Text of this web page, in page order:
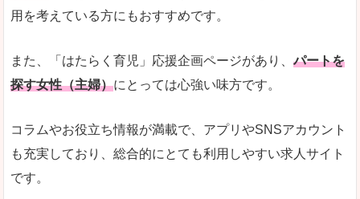
用を考えている方にもおすすめです。
また、「はたらく育児」応援企画ページがあり、パートを
探す女性（主婦）にとっては心強い味方です。
コラムやお役立ち情報が満載で、アプリやSNSアカウント
も充実しており、総合的にとても利用しやすい求人サイト
です。